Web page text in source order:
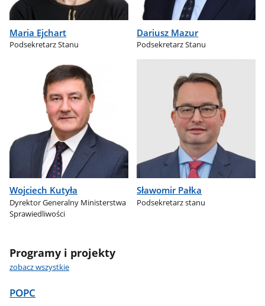
Maria Ejchart
Podsekretarz Stanu
Dariusz Mazur
Podsekretarz Stanu
Wojciech Kutyła
Dyrektor Generalny Ministerstwa
Sprawiedliwości
Sławomir Pałka
Podsekretarz stanu
Programy i projekty
zobacz wszystkie
POPC